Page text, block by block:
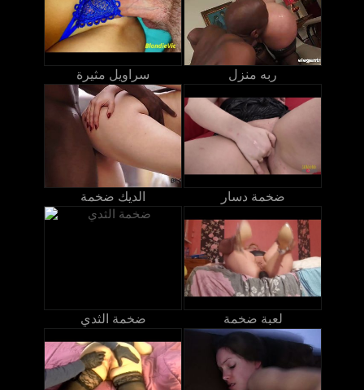
سراويل مثيرة ربه منزل
الديك ضخمة ضخمة دسار
ضخمة الثدي لعبة ضخمة